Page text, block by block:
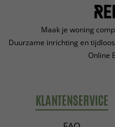
Maak je woning
Duurzame inrichting en
Online
KLANTENSERVICE